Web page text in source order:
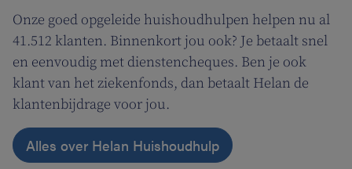
Onze goed opgeleide huishoudhulpen helpen nu al
41.512 klanten. Binnenkort jou ook? Je betaalt snel
en eenvoudig met dienstencheques. Ben je ook
klant van het ziekenfonds, dan betaalt Helan de
klantenbijdrage voor jou.
Alles over Helan Huishoudhulp